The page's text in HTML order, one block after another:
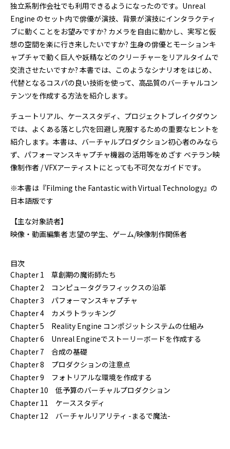
独立系制作会社でも利用できるようになったのです。Unreal
Engine のセット内で俳優が演技、背景が演技にインタラクティ
ブに動くことをお望みですか? カメラを自由に動かし、実写と仮
想の空間を楽に行き来したいですか? 生身の俳優とモーションキ
ャプチャで動く巨人や妖精などのクリーチャーをリアルタイムで
交流させたいですか? 本書では、このようなシナリオをはじめ、
代替となるコスパの良い技術を使って、高品質のバーチャルコン
テンツを作成する方法を紹介します。
チュートリアル、ケーススタディ、プロジェクトブレイクダウン
では、よくある落とし穴を回避し克服するための重要なヒントを
紹介します。本書は、バーチャルプロダクション初心者のみなら
ず、パフォーマンスキャプチャ機器の活用等をめざす ベテラン映
像制作者 / VFXアーティストにとっても不可欠なガイドです。
※本書は『Filming the Fantastic with Virtual Technology』の
日本語版です
【主な対象読者】
映像・動画編集者 志望の学生、ゲーム/映像制作関係者
目次
Chapter 1 草創期の魔術師たち
Chapter 2 コンピュータグラフィックスの沿革
Chapter 3 パフォーマンスキャプチャ
Chapter 4 カメラトラッキング
Chapter 5 Reality Engine コンポジットシステムの仕組み
Chapter 6 Unreal Engineでストーリーボードを作成する
Chapter 7 合成の基礎
Chapter 8 プロダクションの注意点
Chapter 9 フォトリアルな環境を作成する
Chapter 10 低予算のバーチャルプロダクション
Chapter 11 ケーススタディ
Chapter 12 バーチャルリアリティ -まるで魔法-